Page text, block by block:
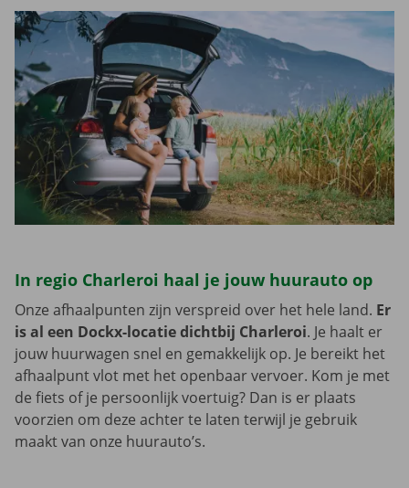
In regio Charleroi haal je jouw huurauto op
Onze afhaalpunten zijn verspreid over het hele land. Er
is al een Dockx-locatie dichtbij Charleroi. Je haalt er
jouw huurwagen snel en gemakkelijk op. Je bereikt het
afhaalpunt vlot met het openbaar vervoer. Kom je met
de fiets of je persoonlijk voertuig? Dan is er plaats
voorzien om deze achter te laten terwijl je gebruik
maakt van onze huurauto’s.